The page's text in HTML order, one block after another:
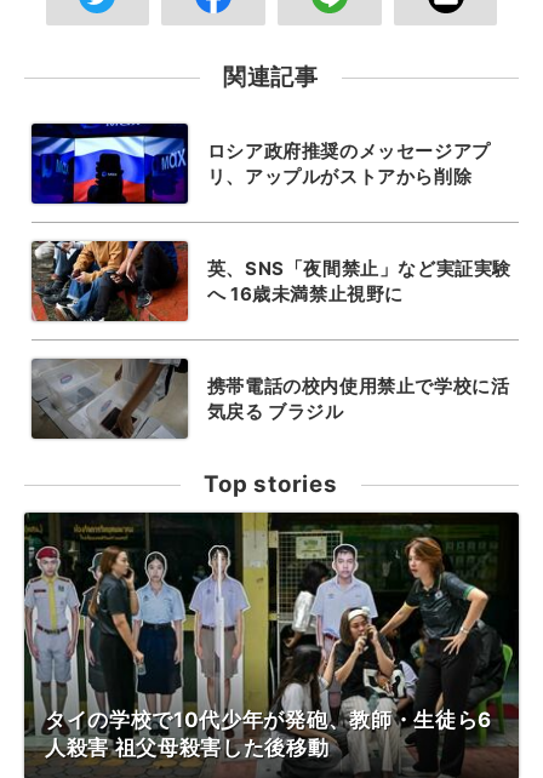
関連記事
ロシア政府推奨のメッセージアプ
リ、アップルがストアから削除
英、SNS「夜間禁止」など実証実験
へ 16歳未満禁止視野に
携帯電話の校内使用禁止で学校に活
気戻る ブラジル
Top stories
タイの学校で10代少年が発砲、教師・生徒ら6
人殺害 祖父母殺害した後移動